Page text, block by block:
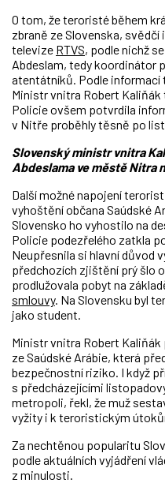
O tom, že teroristé během
zbraně ze Slovenska,
televize RTVS, podle nichž
Abdeslam, tedy koordinátor
atentátníků. Podle
Ministr vnitra Robert
Policie ovšem potvrdila
v Nitře proběhly těsně po
Slovenský ministr vnitra
Abdeslama ve městě Nitra
Další možné napojení
vyhoštění občana Saúdské
Slovensko ho vyhostilo na
Policie podezřelého zatkla
Neupřesnila si hlavní důvod
předchozích zjištění prý šlo
prodlužovala pobyt na
smlouvy. Na Slovensku byl
jako student.
Ministr vnitra Robert
ze Saúdské Arábie, která
bezpečnostní riziko. I když
s předcházejícími
metropoli, řekl, že muž
vyžity i k teroristickým
Za nechtěnou popularitu
podle aktuálních vyjádření
z minulosti.